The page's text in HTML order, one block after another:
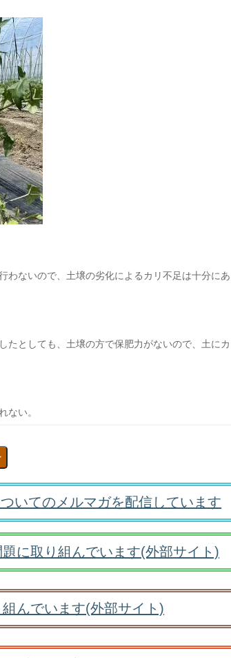
わないので、土壌の劣化によるカリ不足は十分にあ
たとしても、土壌の方で保肥力がないので、土にカ
ない。
いてのメルマガを配信しています
に取り組んでいます(外部サイト)
んでいます(外部サイト)